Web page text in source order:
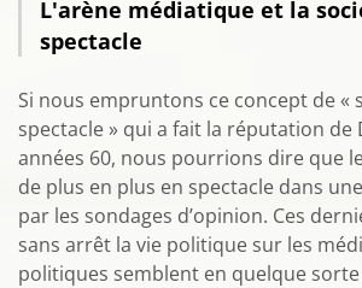
L'arène médiatique et la
spectacle
Si nous empruntons ce concept de «
spectacle » qui a fait la réputation de
années 60, nous pourrions dire que
de plus en plus en spectacle dans
par les sondages d’opinion. Ces
sans arrêt la vie politique sur les
politiques semblent en quelque